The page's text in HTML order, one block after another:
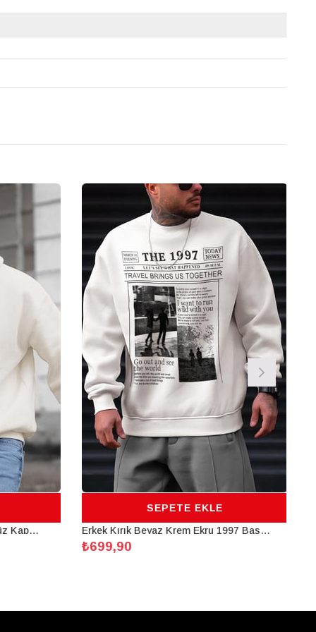
Erkek Kırık Beyaz Krem Ekru Düz Kapüşonlu Oversize 3 iplik Şardonlu Salaş Bol Kesim Hoodie Sweatshirt
SEPETE EKLE
Erkek Kırık Beyaz Krem Ekru 1997 Baskılı 0 Sıfır Yaka Oversize Salaş Bol Kesim Polar Sweatshirt
₺699,90